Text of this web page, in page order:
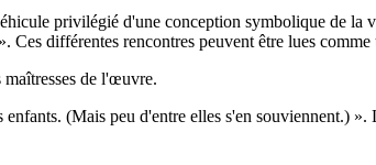
privilégié d'une conception symbolique de la
Ces différentes rencontres peuvent être lues comme
de l'œuvre.
(Mais peu d'entre elles s'en souviennent.)